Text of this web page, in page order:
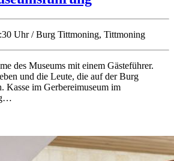
Uhr / Burg Tittmoning, Tittmoning
des Museums mit einem Gästeführer.
und die Leute, die auf der Burg
Kasse im Gerbereimuseum im